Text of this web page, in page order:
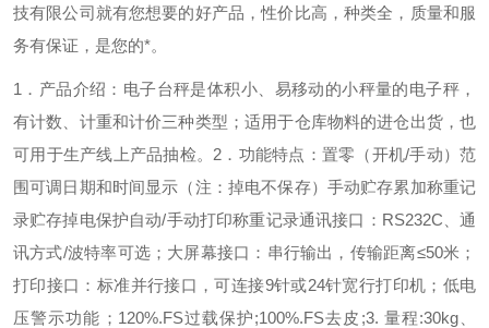
技有限公司就有您想要的好产品，性价比高，种类全，质量和服
务有保证，是您的*。
1．产品介绍： 电子台秤是体积小、易移动的小秤量的电子秤，
有计数、计重和计价三种类型；适用于仓库物料的进仓出货，也
可用于生产线上产品抽检。 2．功能特点： 置零（开机/手动）范
围可调日期和时间显示（注：掉电不保存） 手动贮存累加称重记
录贮存掉电保护自动/手动打印称重记录通讯接口：RS232C、通
讯方式/波特率可选； 大屏幕接口：串行输出，传输距离≤50米；
打印接口：标准并行接口，可连接9针或24针宽行打印机； 低电
压警示功能； 120%.FS过载保护;100%.FS去皮;3. 量程:30kg、